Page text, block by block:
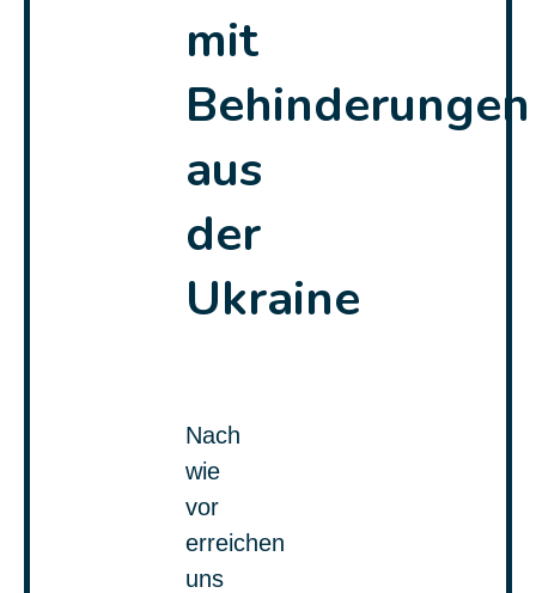
mit
Behinderungen
aus
der
Ukraine
Nach
wie
vor
erreichen
uns